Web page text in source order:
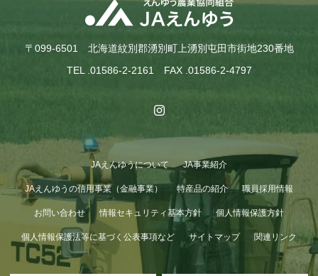
GWも終わり…
〒099-6501 北海道紋別郡湧別町上湧別屯田市街地230番地
TEL .01586-2-2161 FAX .01586-2-4797
JAえんゆうについて JA事業紹介
JAえんゆうの信用事業（金融事業） 特産品の紹介 職員採用情報
お問い合わせ 情報セキュリティ基本方針 個人情報保護方針
個人情報保護法等に基づく公表事項など サイトマップ 関連リンク